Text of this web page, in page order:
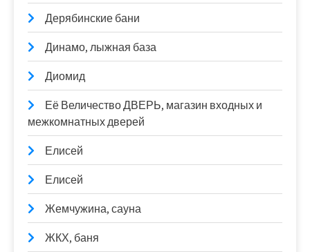
Дерябинские бани
Динамо, лыжная база
Диомид
Её Величество ДВЕРЬ, магазин входных и
межкомнатных дверей
Елисей
Елисей
Жемчужина, сауна
ЖКХ, баня